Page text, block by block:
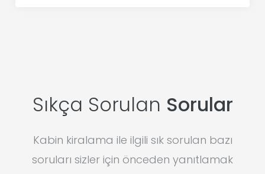
Sıkça Sorulan Sorular
Kabin kiralama ile ilgili sık sorulan bazı
soruları sizler için önceden yanıtlamak